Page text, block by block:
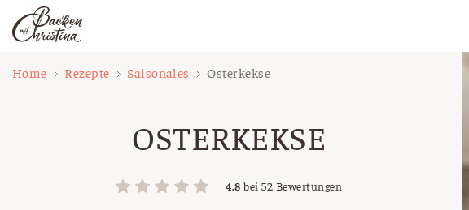
Inhalt
Home Rezepte Saisonales Osterkekse
OSTERKEKSE
4.8 bei52 Bewertungen